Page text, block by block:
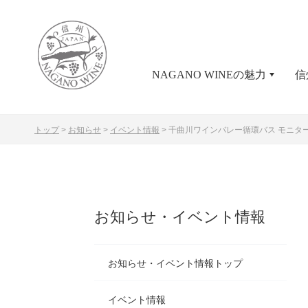
NAGANO WINEの魅力 信
トップ > お知らせ > イベント情報 > 千曲川ワインバレー循環バス モニタ
お知らせ・イベント情報
お知らせ・イベント情報トップ
イベント情報